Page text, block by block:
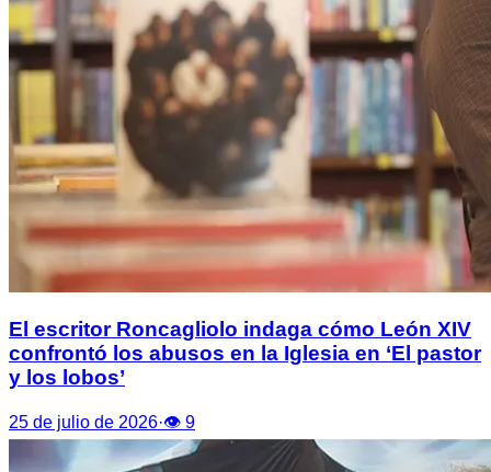
El escritor Roncagliolo indaga cómo León XIV
confrontó los abusos en la Iglesia en ‘El pastor
y los lobos’
25 de julio de 2026·👁 9